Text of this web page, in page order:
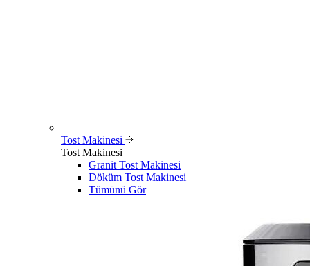
Tost Makinesi
Tost Makinesi
Granit Tost Makinesi
Döküm Tost Makinesi
Tümünü Gör